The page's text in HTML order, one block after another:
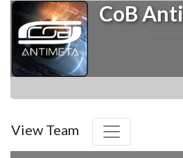
CoB
View Team